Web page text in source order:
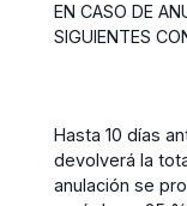
EN CASO DE
SIGUIENTES
Hasta 10 días
devolverá la
anulación se